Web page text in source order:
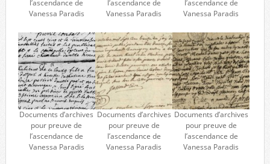
l’ascendance de
Vanessa Paradis
l’ascendance de
Vanessa Paradis
l’ascendance de
Vanessa Paradis
Documents d’archives
pour preuve de
l’ascendance de
Vanessa Paradis
Documents d’archives
pour preuve de
l’ascendance de
Vanessa Paradis
Documents d’archives
pour preuve de
l’ascendance de
Vanessa Paradis